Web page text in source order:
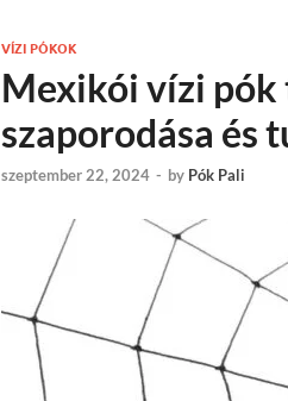
VÍZI PÓKOK
Mexikói vízi pók
szaporodása és
szeptember 22, 2024 - by Pók Pali